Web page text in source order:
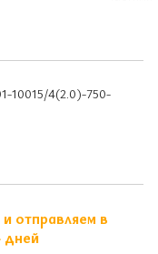
10015/4(2.0)-750-
отправляем в
дней